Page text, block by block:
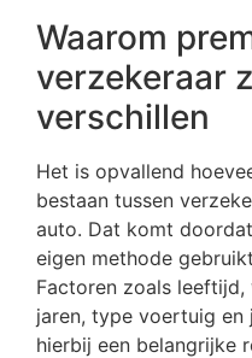
Waarom
verzekeraar
verschillen
Het is opvallend
bestaan tussen
auto. Dat komt
eigen methode
Factoren zoals
jaren, type voertuig en
hierbij een belangrijke